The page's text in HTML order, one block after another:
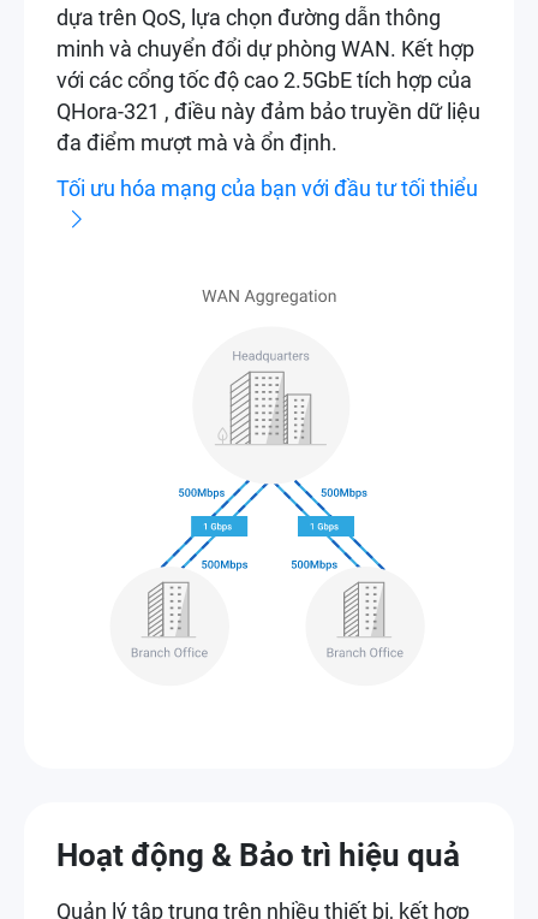
dựa trên QoS, lựa chọn đường dẫn thông
minh và chuyển đổi dự phòng WAN. Kết hợp
với các cổng tốc độ cao 2.5GbE tích hợp của
QHora-321 , điều này đảm bảo truyền dữ liệu
đa điểm mượt mà và ổn định.
Tối ưu hóa mạng của bạn với đầu tư tối thiểu
Hoạt động & Bảo trì hiệu quả
Quản lý tập trung trên nhiều thiết bị, kết hợp